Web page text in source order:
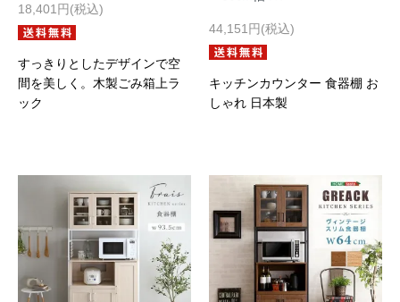
18,401円(税込)
すっきりとしたデザインで空
間を美しく。木製ごみ箱上ラ
ック
44,151円(税込)
キッチンカウンター 食器棚 お
しゃれ 日本製